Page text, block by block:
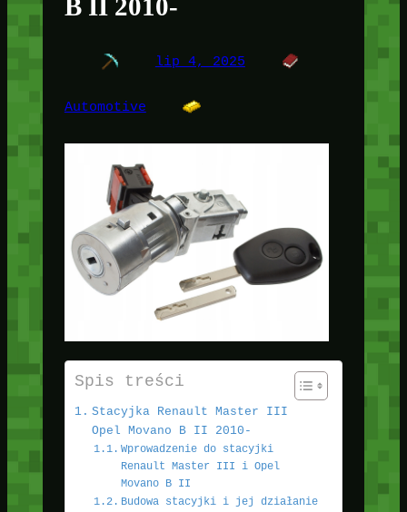
B II 2010-
lip 4, 2025
Automotive
Spis treści
Stacyjka Renault Master III
Opel Movano B II 2010-
Wprowadzenie do stacyjki
Renault Master III i Opel
Movano B II
Budowa stacyjki i jej działanie